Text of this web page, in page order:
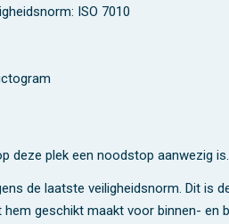
ISO 7010
deze plek een noodstop aanwezig is.
de laatste veiligheidsnorm. Dit is
geschikt maakt voor binnen- en